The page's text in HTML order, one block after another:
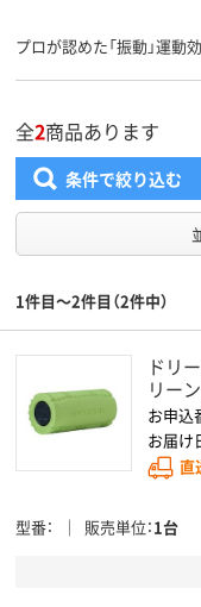
プロが認めた「振動」運
全2商品あります
条件で絞り込む
1件目～2件目（2件中）
ドリ
リー
お申込
お届け
直
型番 販売単位 1台